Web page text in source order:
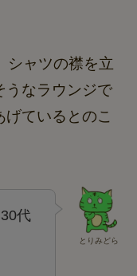
シャツの襟を立
うなラウンジで
ているとのこ
とりみどら
代